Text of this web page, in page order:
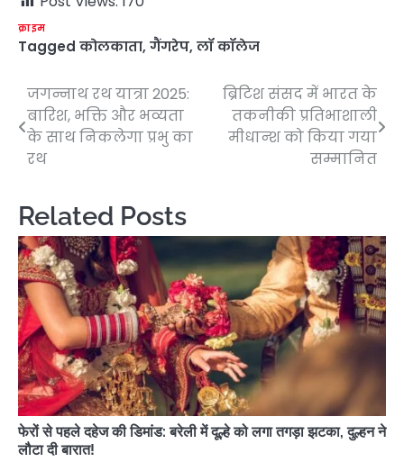
क्राइम
Tagged कोलकाता, गैंगरेप, लॉ कॉलेज
Post
navigation
जगन्नाथ रथ यात्रा 2025:
बारिश, भक्ति और भव्यता
के साथ निकलेगा प्रभु का
रथ
ब्रिटिश संसद में भारत के
तकनीकी प्रतिभाशाली
मीधान्श को किया गया
सम्मानित
Related Posts
फेरों से पहले दहेज की डिमांड: बरेली में दूल्हे को लगा तगड़ा झटका, दुल्हन ने
लौटा दी बारात!